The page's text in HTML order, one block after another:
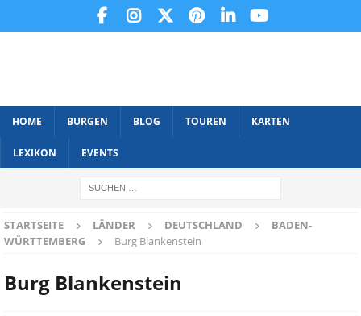
HOME BURGEN BLOG TOUREN KARTEN
LEXIKON EVENTS
STARTSEITE LÄNDER DEUTSCHLAND
BADEN-
WÜRTTEMBERG
Burg Blankenstein
Burg Blankenstein